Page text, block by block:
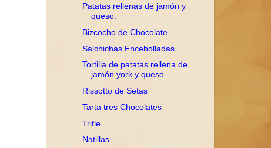
Patatas rellenas de jamón y
queso.
Bizcocho de Chocolate
Salchichas Encebolladas
Tortilla de patatas rellena de
jamón york y queso
Rissotto de Setas
Tarta tres Chocolates
Trifle.
Natillas.